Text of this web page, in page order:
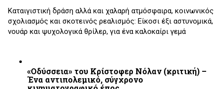
Καταιγιστική δράση αλλά και χαλαρή ατμόσφαιρα, κοινωνικός
σχολιασμός και σκοτεινός ρεαλισμός: Είκοσι έξι αστυνομικά,
νουάρ και ψυχολογικά θρίλερ, για ένα καλοκαίρι γεμά
«Οδύσσεια» του Κρίστοφερ Νόλαν (κριτική) –
Ένα αντιπολεμικό, σύγχρονο